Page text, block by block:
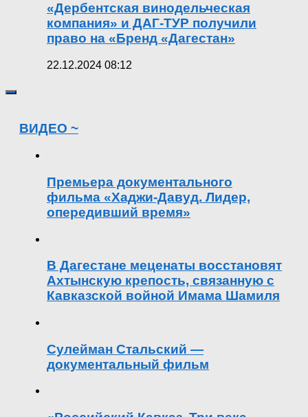
«Дербентская винодельческая
компания» и ДАГ-ТУР получили
право на «Бренд «Дагестан»
22.12.2024 08:12
ВИДЕО ~
Премьера документального
фильма «Хаджи-Давуд. Лидер,
опередивший время»
В Дагестане меценаты восстановят
Ахтынскую крепость, связанную с
Кавказской войной Имама Шамиля
Сулейман Стальский —
документальный фильм